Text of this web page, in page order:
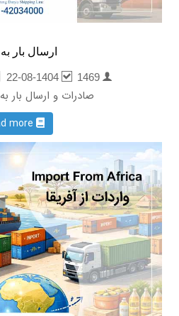
ارسال بار
mirsaberi mahdi
22-08-1404 1469
صادرات و ارسال بار
Read more